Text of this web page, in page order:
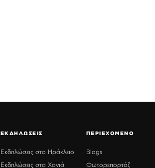
ΕΚΔΗΛΩΣΕΙΣ
Εκδηλώσεις στο Ηράκλειο
Εκδηλώσεις στα Χανιά
ΠΕΡΙΕΧΟΜΕΝΟ
Blogs
Φωτορεπορτάζ